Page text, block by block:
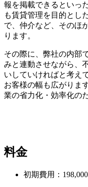
報を掲載できるといっ
も賃貸管理を目的とし
で、仲介など、そのほ
ります。
その際に、弊社の内部
みと連動させながら、
いしていければと考え
お客様の幅も広がりま
業の省力化・効率化の
料金
初期費用：